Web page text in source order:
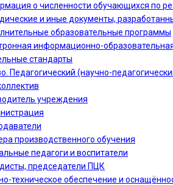
о численности обучающихся по
и иные документы,
образовательные программы
информационно-
стандарты
Педагогический (научно-
учреждения
производственного обучения
педагоги и воспитатели​
председатели ПЦК
техническое обеспечение и